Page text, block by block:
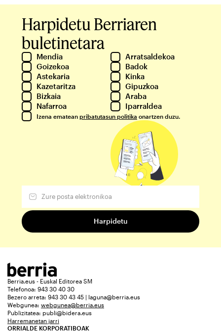
Harpidetu Berriaren
buletinetara
Mendia
Arratsaldekoa
Goizekoa
Badok
Astekaria
Kinka
Kazetaritza
Gipuzkoa
Bizkaia
Araba
Nafarroa
Iparraldea
Izena ematean pribatutasun politika onartzen duzu.
Berria.eus - Euskal Editorea SM
Telefonoa: 943 30 40 30
Bezero arreta: 943 30 43 45 | laguna@berria.eus
Webgunea: webgunea@berria.eus
Publizitatea: publi@bidera.eus
Harremanetan jarri
ORRIALDE KORPORATIBOAK